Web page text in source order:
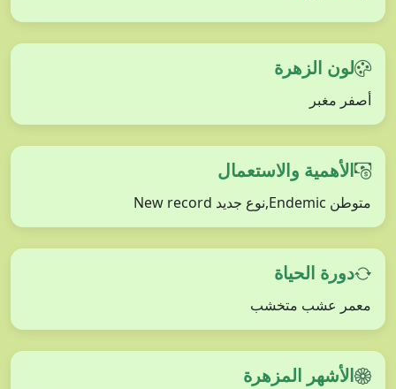
لون الزهرة
أصفر مغبر
الأهمية والاستعمال
متوطن Endemic,نوع جديد New record
دورة الحياة
معمر عشب متخشب
الأشهر المزهرة